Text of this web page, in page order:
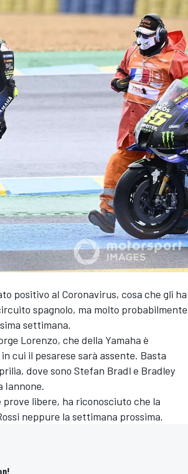
positivo al Coronavirus, cosa che gli ha
spagnolo, ma molto probabilmente
settimana.
Lorenzo, che della Yamaha è
cui il pesarese sarà assente. Basta
dove sono Stefan Bradl e Bradley
Iannone.
libere, ha riconosciuto che la
neppure la settimana prossima.